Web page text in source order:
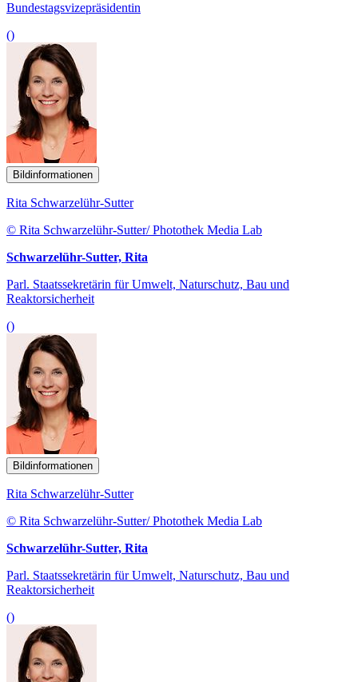
Bundestagsvizepräsidentin
()
Bildinformationen
Rita Schwarzelühr-Sutter
© Rita Schwarzelühr-Sutter/ Photothek Media Lab
Schwarzelühr-Sutter, Rita
Parl. Staatssekretärin für Umwelt, Naturschutz, Bau und
Reaktorsicherheit
()
Bildinformationen
Rita Schwarzelühr-Sutter
© Rita Schwarzelühr-Sutter/ Photothek Media Lab
Schwarzelühr-Sutter, Rita
Parl. Staatssekretärin für Umwelt, Naturschutz, Bau und
Reaktorsicherheit
()